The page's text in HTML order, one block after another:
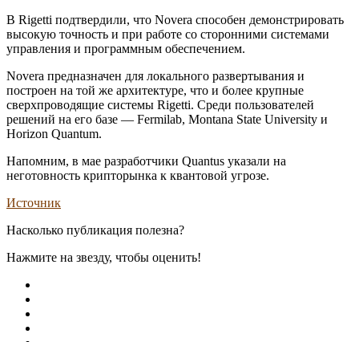
В Rigetti подтвердили, что Novera способен демонстрировать
высокую точность и при работе со сторонними системами
управления и программным обеспечением.
Novera предназначен для локального развертывания и
построен на той же архитектуре, что и более крупные
сверхпроводящие системы Rigetti. Среди пользователей
решений на его базе — Fermilab, Montana State University и
Horizon Quantum.
Напомним, в мае разработчики Quantus указали на
неготовность крипторынка к квантовой угрозе.
Источник
Насколько публикация полезна?
Нажмите на звезду, чтобы оценить!